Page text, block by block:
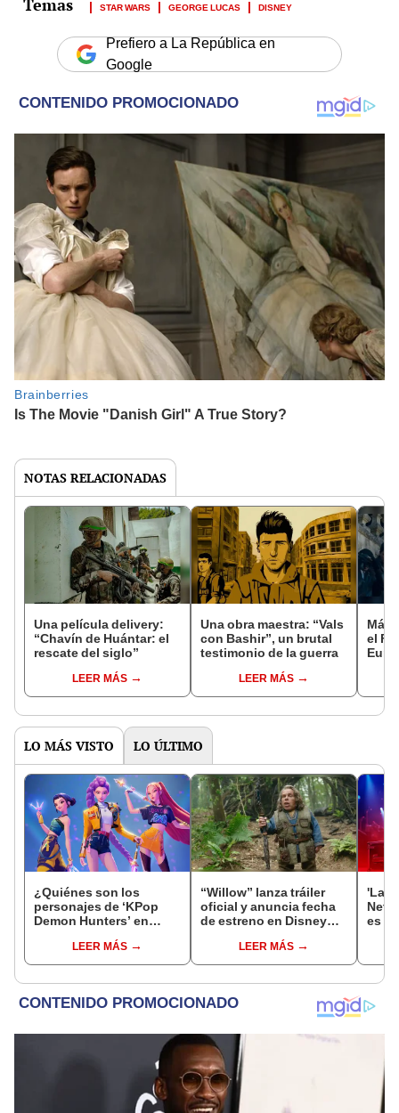
STAR WARS GEORGE LUCAS DISNEY
Prefiero a La República en
Google
NOTAS RELACIONADAS
Una película delivery:
“Chavín de Huántar: el
rescate del siglo”
LEER MÁS
Una obra maestra: “Vals
con Bashir”, un brutal
testimonio de la guerra
LEER MÁS
Más
el
LO MÁS VISTO LO ÚLTIMO
¿Quiénes son los
personajes de ‘KPop
Demon Hunters’ en
actores de doblaje
LEER MÁS
“Willow” lanza tráiler
oficial y anuncia fecha
de estreno en Disney
LEER MÁS
'La
es